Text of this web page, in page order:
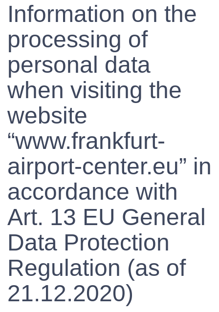
Information on the
processing of
personal data
when visiting the
website
“www.frankfurt-
airport-center.eu” in
accordance with
Art. 13 EU General
Data Protection
Regulation (as of
21.12.2020)